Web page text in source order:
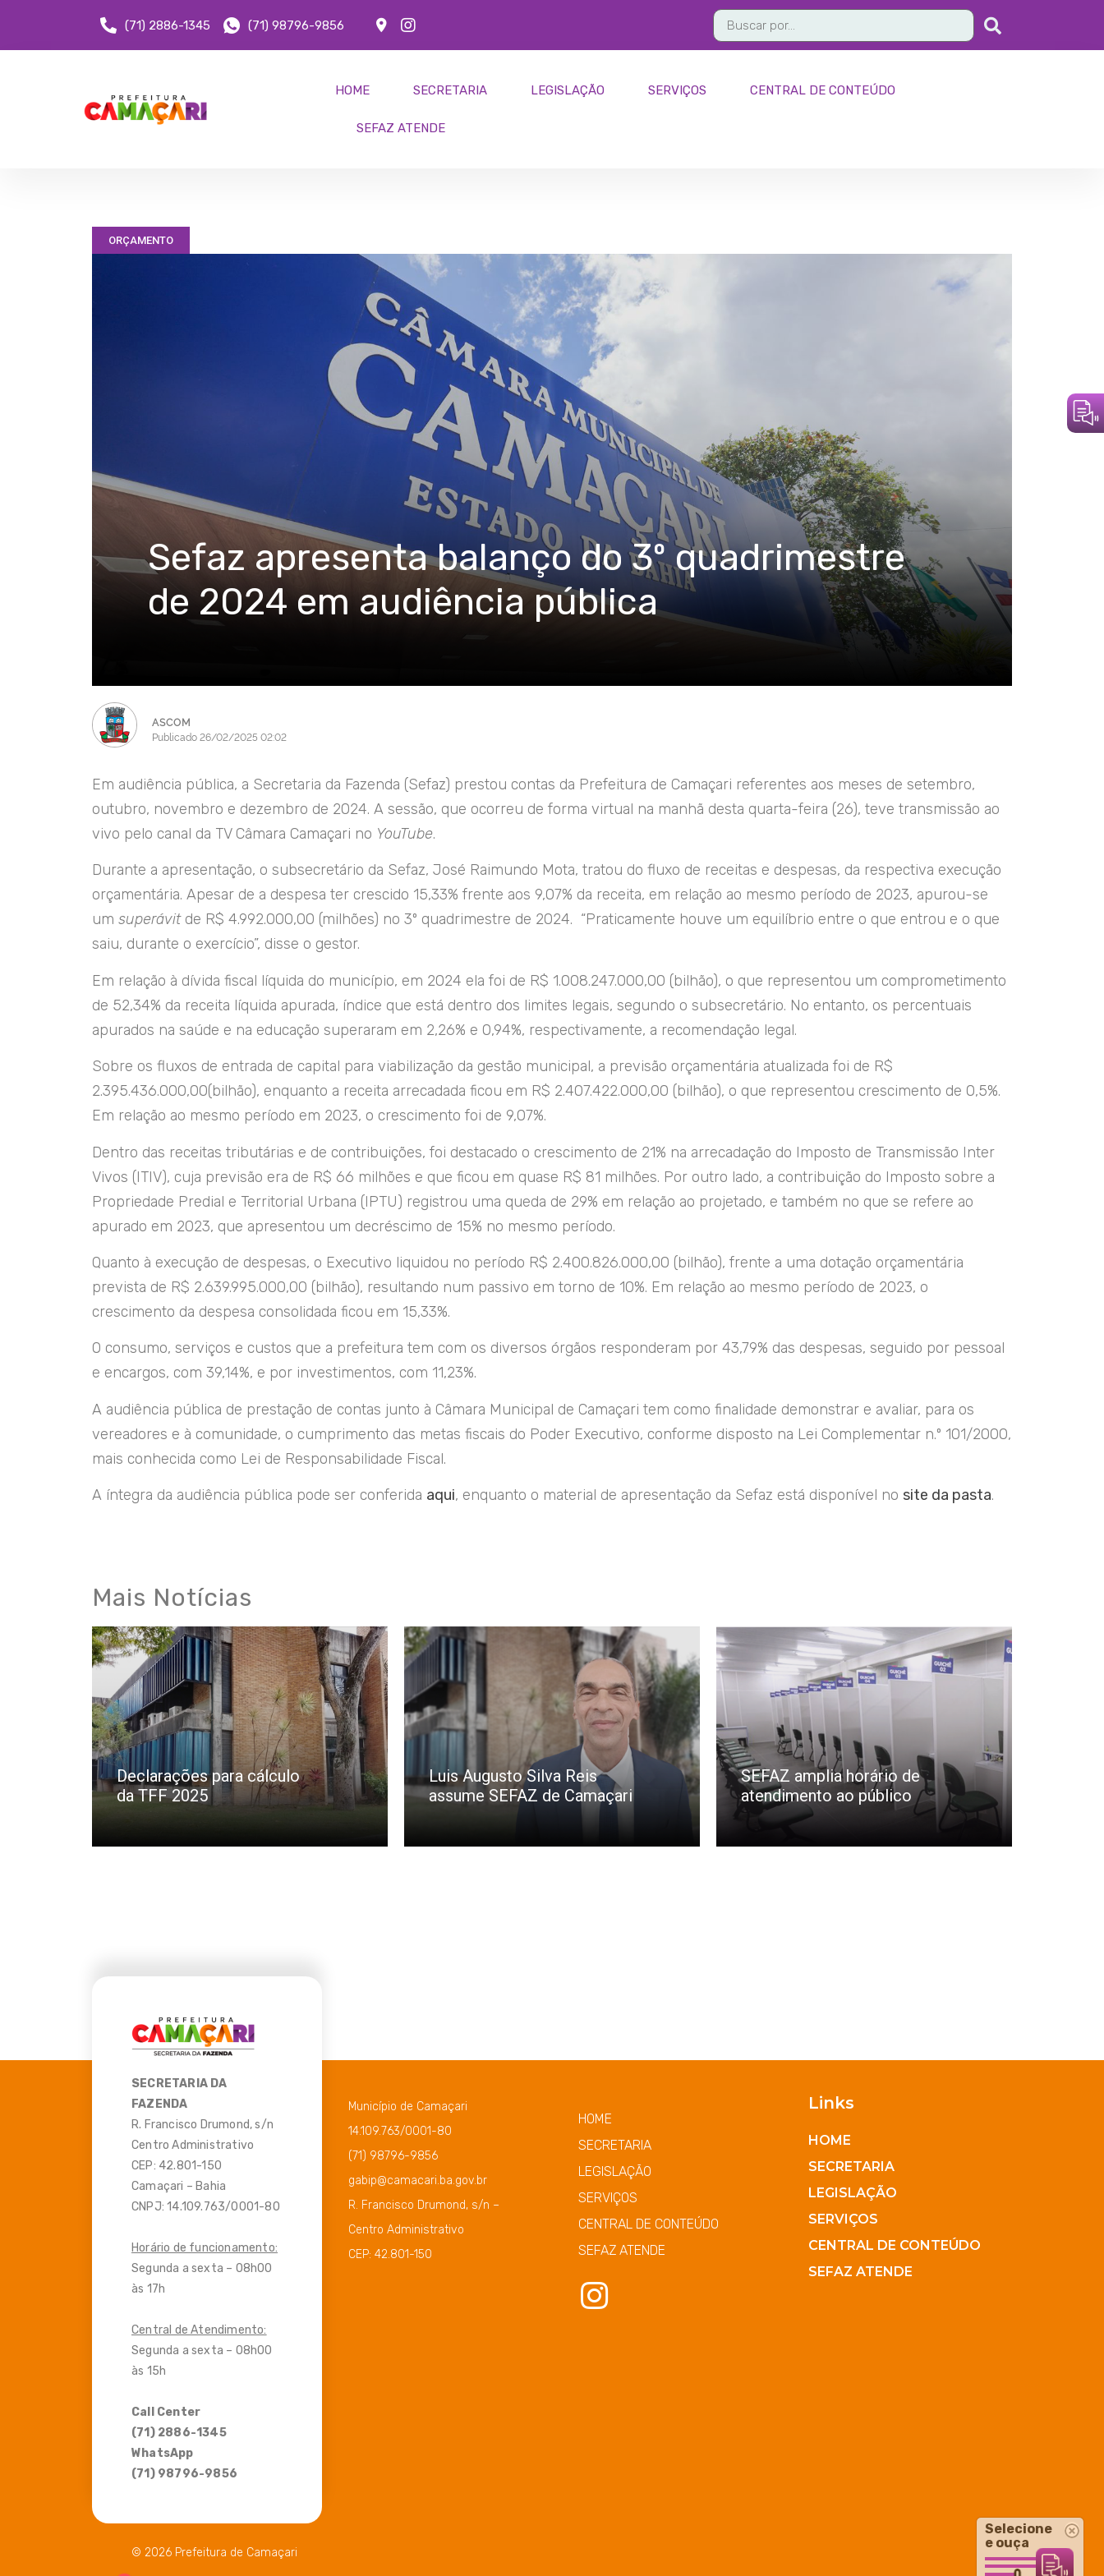
(71) 2886-1345 (71) 98796-9856
HOME SECRETARIA LEGISLAÇÃO SERVIÇOS CENTRAL DE CONTEÚDO
SEFAZ ATENDE
ORÇAMENTO
Sefaz apresenta balanço do 3º quadrimestre
de 2024 em audiência pública
ASCOM
Publicado 26/02/2025 02:02
Em audiência pública, a Secretaria da Fazenda (Sefaz) prestou contas da Prefeitura de Camaçari referentes aos meses de setembro,
outubro, novembro e dezembro de 2024. A sessão, que ocorreu de forma virtual na manhã desta quarta-feira (26), teve transmissão ao
vivo pelo canal da TV Câmara Camaçari no YouTube.
Durante a apresentação, o subsecretário da Sefaz, José Raimundo Mota, tratou do fluxo de receitas e despesas, da respectiva execução
orçamentária. Apesar de a despesa ter crescido 15,33% frente aos 9,07% da receita, em relação ao mesmo período de 2023, apurou-se
um superávitde R$ 4.992.000,00 (milhões) no 3º quadrimestre de 2024. “Praticamente houve um equilíbrio entre o que entrou e o que
saiu, durante o exercício”, disse o gestor.
Em relação à dívida fiscal líquida do município, em 2024 ela foi de R$ 1.008.247.000,00 (bilhão), o que representou um comprometimento
de 52,34% da receita líquida apurada, índice que está dentro dos limites legais, segundo o subsecretário. No entanto, os percentuais
apurados na saúde e na educação superaram em 2,26% e 0,94%, respectivamente, a recomendação legal.
Sobre os fluxos de entrada de capital para viabilização da gestão municipal, a previsão orçamentária atualizada foi de R$
2.395.436.000,00(bilhão), enquanto a receita arrecadada ficou em R$ 2.407.422.000,00 (bilhão), o que representou crescimento de 0,5%.
Em relação ao mesmo período em 2023, o crescimento foi de 9,07%.
Dentro das receitas tributárias e de contribuições, foi destacado o crescimento de 21% na arrecadação do Imposto de Transmissão Inter
Vivos (ITIV), cuja previsão era de R$ 66 milhões e que ficou em quase R$ 81 milhões. Por outro lado, a contribuição do Imposto sobre a
Propriedade Predial e Territorial Urbana (IPTU) registrou uma queda de 29% em relação ao projetado, e também no que se refere ao
apurado em 2023, que apresentou um decréscimo de 15% no mesmo período.
Quanto à execução de despesas, o Executivo liquidou no período R$ 2.400.826.000,00 (bilhão), frente a uma dotação orçamentária
prevista de R$ 2.639.995.000,00 (bilhão), resultando num passivo em torno de 10%. Em relação ao mesmo período de 2023, o
crescimento da despesa consolidada ficou em 15,33%.
O consumo, serviços e custos que a prefeitura tem com os diversos órgãos responderam por 43,79% das despesas, seguido por pessoal
e encargos, com 39,14%, e por investimentos, com 11,23%.
A audiência pública de prestação de contas junto à Câmara Municipal de Camaçari tem como finalidade demonstrar e avaliar, para os
vereadores e à comunidade, o cumprimento das metas fiscais do Poder Executivo, conforme disposto na Lei Complementar n.º 101/2000,
mais conhecida como Lei de Responsabilidade Fiscal.
A íntegra da audiência pública pode ser conferida aqui, enquanto o material de apresentação da Sefaz está disponível no site da pasta.
Mais Notícias
Declarações para cálculo
da TFF 2025
Luis Augusto Silva Reis
assume SEFAZ de Camaçari
SEFAZ amplia horário de
atendimento ao público
SECRETARIA DA
FAZENDA
R. Francisco Drumond, s/n
Centro Administrativo
CEP: 42.801-150
Camaçari – Bahia
CNPJ: 14.109.763/0001-80
Horário de funcionamento:
Segunda a sexta – 08h00
às 17h
Central de Atendimento:
Segunda a sexta – 08h00
às 15h
Call Center
(71) 2886-1345
WhatsApp
(71) 98796-9856
Município de Camaçari
14.109.763/0001-80
(71) 98796-9856
gabip@camacari.ba.gov.br
R. Francisco Drumond, s/n –
Centro Administrativo
CEP: 42.801-150
HOME
SECRETARIA
LEGISLAÇÃO
SERVIÇOS
CENTRAL DE CONTEÚDO
SEFAZ ATENDE
Links
HOME
SECRETARIA
LEGISLAÇÃO
SERVIÇOS
CENTRAL DE CONTEÚDO
SEFAZ ATENDE
© 2026 Prefeitura de Camaçari
Selecione
e ouça